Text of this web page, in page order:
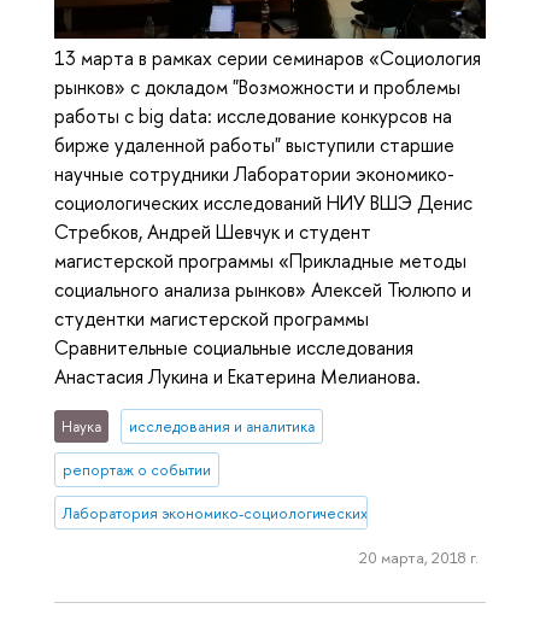
13 марта в рамках серии семинаров «Социология
рынков» с докладом "Возможности и проблемы
работы с big data: исследование конкурсов на
бирже удаленной работы" выступили старшие
научные сотрудники Лаборатории экономико-
социологических исследований НИУ ВШЭ Денис
Стребков, Андрей Шевчук и студент
магистерской программы «Прикладные методы
социального анализа рынков» Алексей Тюлюпо и
студентки магистерской программы
Сравнительные социальные исследования
Анастасия Лукина и Екатерина Мелианова.
Наука исследования и аналитика
репортаж о событии
Лаборатория экономико-социологических исследований
20 марта, 2018 г.